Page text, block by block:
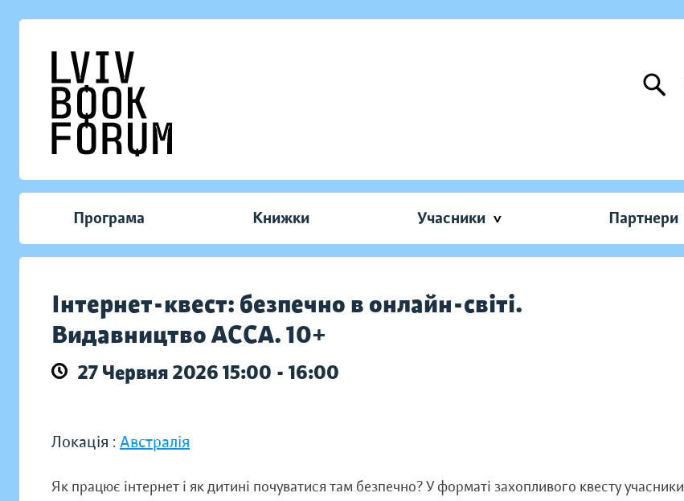
Програма Книжки Учасники Партнери
Інтернет-квест: безпечно в онлайн-світі.
Видавництво АССА. 10+
27 Червня 2026 15:00 - 16:00
Локація : Австралія
Як працює інтернет і як дитині почуватися там безпечно? У форматі захопливого квесту учасники